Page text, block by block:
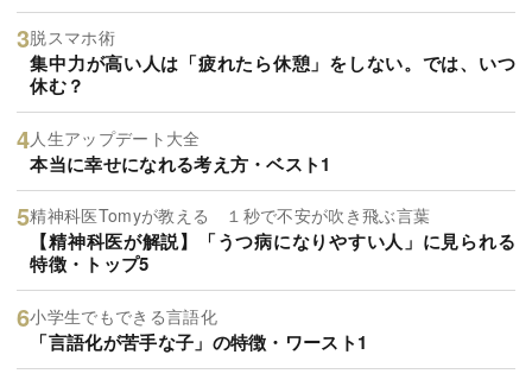
脱スマホ術
集中力が高い人は「疲れたら休憩」をしない。では、いつ
休む？
人生アップデート大全
本当に幸せになれる考え方・ベスト1
精神科医Tomyが教える １秒で不安が吹き飛ぶ言葉
【精神科医が解説】「うつ病になりやすい人」に見られる
特徴・トップ5
小学生でもできる言語化
「言語化が苦手な子」の特徴・ワースト1